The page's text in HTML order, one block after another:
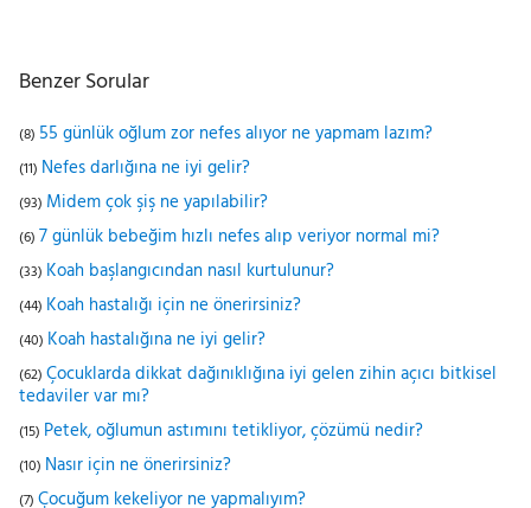
Benzer Sorular
(8) 55 günlük oğlum zor nefes alıyor ne yapmam lazım?
(11) Nefes darlığına ne iyi gelir?
(93) Midem çok şiş ne yapılabilir?
(6) 7 günlük bebeğim hızlı nefes alıp veriyor normal mi?
(33) Koah başlangıcından nasıl kurtulunur?
(44) Koah hastalığı için ne önerirsiniz?
(40) Koah hastalığına ne iyi gelir?
(62) Çocuklarda dikkat dağınıklığına iyi gelen zihin açıcı bitkisel
tedaviler var mı?
(15) Petek, oğlumun astımını tetikliyor, çözümü nedir?
(10) Nasır için ne önerirsiniz?
(7) Çocuğum kekeliyor ne yapmalıyım?